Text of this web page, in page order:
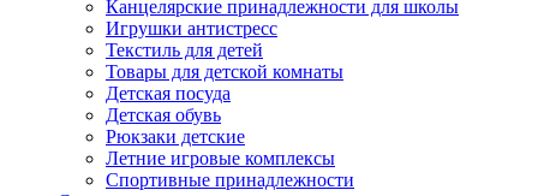
Канцелярские принадлежности для школы
Игрушки антистресс
Текстиль для детей
Товары для детской комнаты
Детская посуда
Детская обувь
Рюкзаки детские
Летние игровые комплексы
Спортивные принадлежности